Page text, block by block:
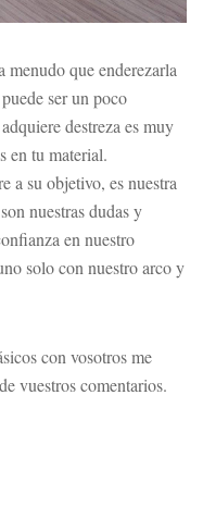
menudo que enderezarla
ser un poco
destreza es muy
en tu material.
a su objetivo, es nuestra
nuestras dudas y
en nuestro
solo con nuestro arco y
con vosotros me
vuestros comentarios.